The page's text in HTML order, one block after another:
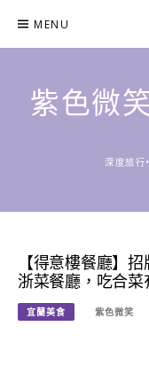
content
MENU
紫色微
深度旅行
【得意樓餐廳】
浙菜餐廳，吃合菜
宜蘭美食 紫色微笑